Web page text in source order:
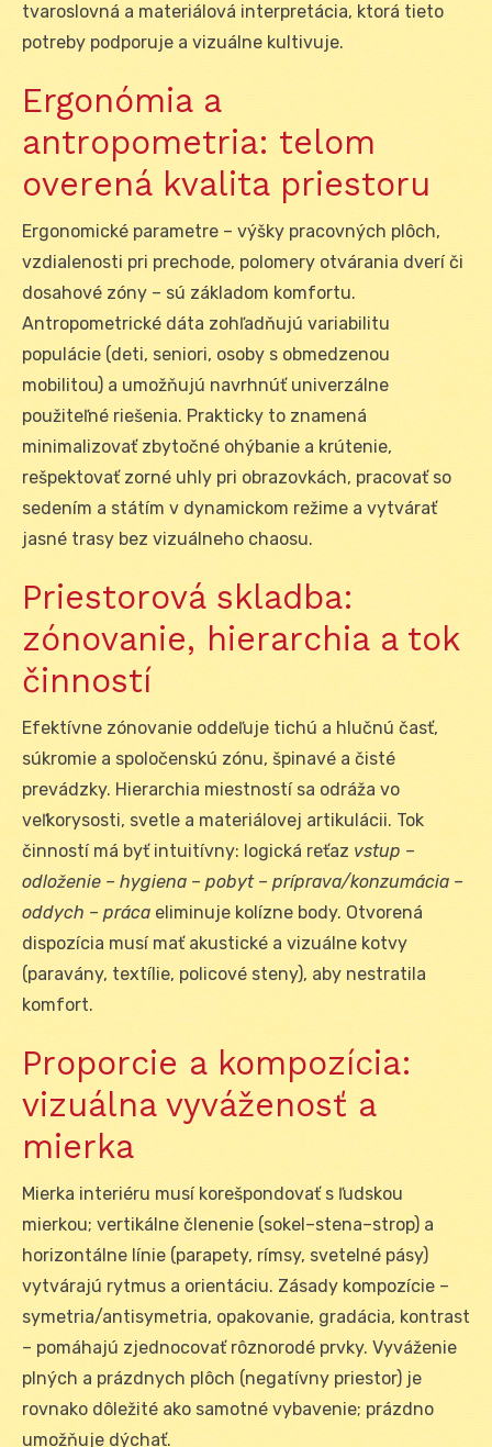
tvaroslovná a materiálová interpretácia, ktorá tieto
potreby podporuje a vizuálne kultivuje.
Ergonómia a
antropometria: telom
overená kvalita priestoru
Ergonomické parametre – výšky pracovných plôch,
vzdialenosti pri prechode, polomery otvárania dverí či
dosahové zóny – sú základom komfortu.
Antropometrické dáta zohľadňujú variabilitu
populácie (deti, seniori, osoby s obmedzenou
mobilitou) a umožňujú navrhnúť univerzálne
použiteľné riešenia. Prakticky to znamená
minimalizovať zbytočné ohýbanie a krútenie,
rešpektovať zorné uhly pri obrazovkách, pracovať so
sedením a státím v dynamickom režime a vytvárať
jasné trasy bez vizuálneho chaosu.
Priestorová skladba:
zónovanie, hierarchia a tok
činností
Efektívne zónovanie oddeľuje tichú a hlučnú časť,
súkromie a spoločenskú zónu, špinavé a čisté
prevádzky. Hierarchia miestností sa odráža vo
veľkorysosti, svetle a materiálovej artikulácii. Tok
činností má byť intuitívny: logická reťaz vstup –
odloženie – hygiena – pobyt – príprava/konzumácia –
oddych – práca eliminuje kolízne body. Otvorená
dispozícia musí mať akustické a vizuálne kotvy
(paravány, textílie, policové steny), aby nestratila
komfort.
Proporcie a kompozícia:
vizuálna vyváženosť a
mierka
Mierka interiéru musí korešpondovať s ľudskou
mierkou; vertikálne členenie (sokel–stena–strop) a
horizontálne línie (parapety, rímsy, svetelné pásy)
vytvárajú rytmus a orientáciu. Zásady kompozície –
symetria/antisymetria, opakovanie, gradácia, kontrast
– pomáhajú zjednocovať rôznorodé prvky. Vyváženie
plných a prázdnych plôch (negatívny priestor) je
rovnako dôležité ako samotné vybavenie; prázdno
umožňuje dýchať.